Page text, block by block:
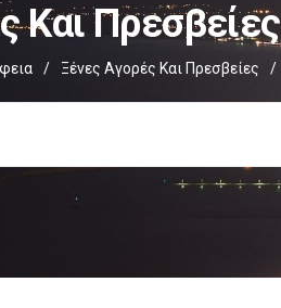
Και Πρεσβείες
/ Ξένες Αγορές Και Πρεσβείες /